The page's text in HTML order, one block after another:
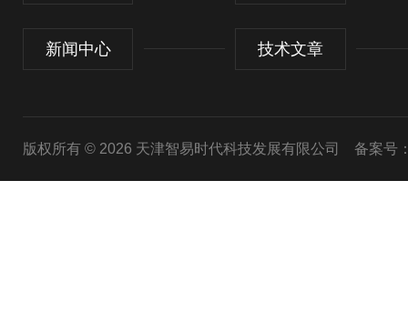
新闻中心 技术文章
版权所有 © 2026 天津智易时代科技发展有限公司 备案号